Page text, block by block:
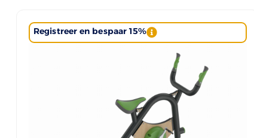
Registreer en bespaar 15%